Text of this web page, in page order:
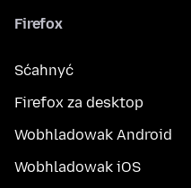
Firefox
Sćahnyć
Firefox za desktop
Wobhladowak Android
Wobhladowak iOS